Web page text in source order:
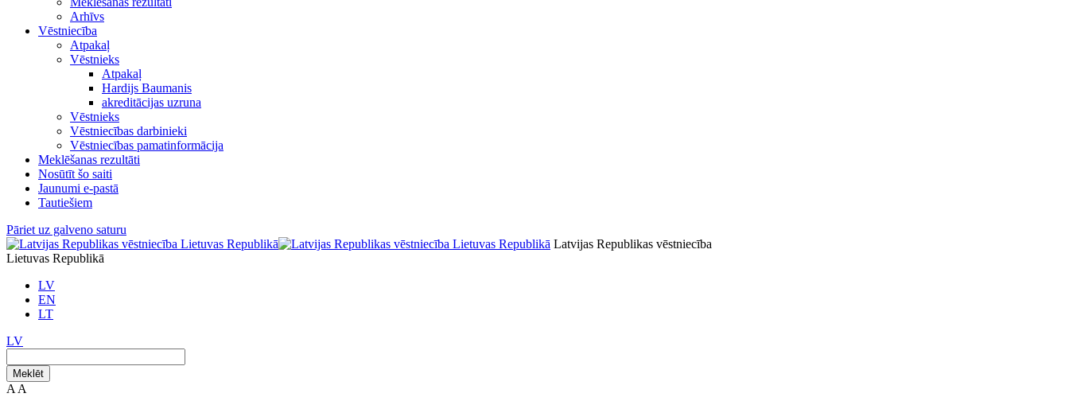
Arhīvs
Vēstniecība
Atpakaļ
Vēstnieks
Atpakaļ
Hardijs Baumanis
akreditācijas uzruna
Vēstnieks
Vēstniecības darbinieki
Vēstniecības pamatinformācija
Meklēšanas rezultāti
Nosūtīt šo saiti
Jaunumi e-pastā
Tautiešiem
Pāriet uz galveno saturu
Latvijas Republikas vēstniecība
Lietuvas Republikā
LV
EN
LT
LV
Meklēt
A A